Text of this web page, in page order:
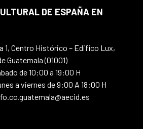
DE ESPAÑA EN
1, Centro Histórico – Edifico Lux,
Guatemala (01001)
de 10:00 a 19:00 H
a viernes de 9:00 A 18:00 H